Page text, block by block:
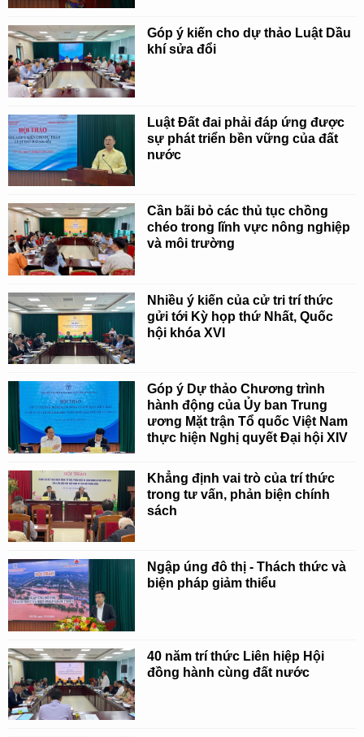
Góp ý kiến cho dự thảo Luật Dầu
khí sửa đổi
Luật Đất đai phải đáp ứng được
sự phát triển bền vững của đất
nước
Cần bãi bỏ các thủ tục chồng
chéo trong lĩnh vực nông nghiệp
và môi trường
Nhiều ý kiến của cử tri trí thức
gửi tới Kỳ họp thứ Nhất, Quốc
hội khóa XVI
Góp ý Dự thảo Chương trình
hành động của Ủy ban Trung
ương Mặt trận Tổ quốc Việt Nam
thực hiện Nghị quyết Đại hội XIV
Khẳng định vai trò của trí thức
trong tư vấn, phản biện chính
sách
Ngập úng đô thị - Thách thức và
biện pháp giảm thiểu
40 năm trí thức Liên hiệp Hội
đồng hành cùng đất nước